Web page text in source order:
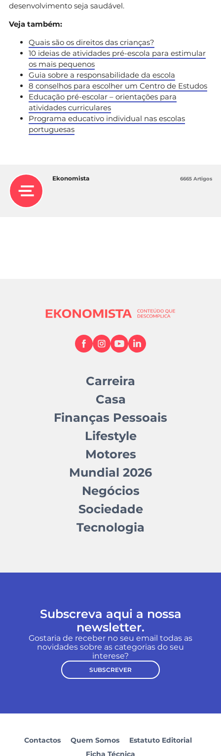
desenvolvimento seja saudável.
Veja também:
Quais são os direitos das crianças?
10 ideias de atividades pré-escola para estimular
os mais pequenos
Guia sobre a responsabilidade da escola
8 conselhos para escolher um Centro de Estudos
Educação pré-escolar – orientações para
atividades curriculares
Programa educativo individual nas escolas
portuguesas
Ekonomista 6665 Artigos
Carreira
Casa
Finanças Pessoais
Lifestyle
Motores
Mundial 2026
Negócios
Sociedade
Tecnologia
Subscreva aqui a nossa
newsletter.
Gostaria de receber no seu email todas as
novidades sobre as categorias do seu
interese?
SUBSCREVER
Contactos Quem Somos
Estatuto Editorial
Ficha Técnica